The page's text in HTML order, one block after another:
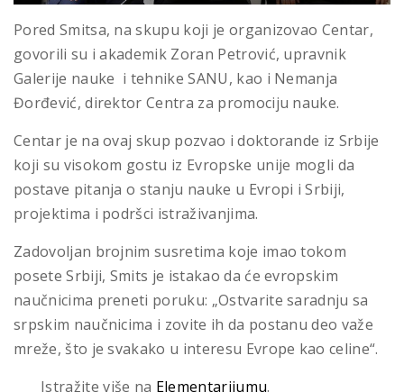
Pored Smitsa, na skupu koji je organizovao Centar,
govorili su i akademik Zoran Petrović, upravnik
Galerije nauke i tehnike SANU, kao i Nemanja
Đorđević, direktor Centra za promociju nauke.
Centar je na ovaj skup pozvao i doktorande iz Srbije
koji su visokom gostu iz Evropske unije mogli da
postave pitanja o stanju nauke u Evropi i Srbiji,
projektima i podršci istraživanjima.
Zadovoljan brojnim susretima koje imao tokom
posete Srbiji, Smits je istakao da će evropskim
naučnicima preneti poruku: „Ostvarite saradnju sa
srpskim naučnicima i zovite ih da postanu deo važe
mreže, što je svakako u interesu Evrope kao celine“.
Istražite više na Elementarijumu.